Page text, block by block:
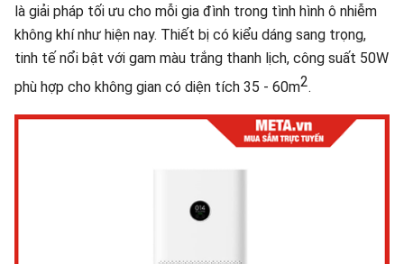
là giải pháp tối ưu cho mỗi gia đình trong tình hình ô nhiễm
không khí như hiện nay. Thiết bị có kiểu dáng sang trọng,
tinh tế nổi bật với gam màu trắng thanh lịch, công suất 50W
phù hợp cho không gian có diện tích 35 - 60m2.